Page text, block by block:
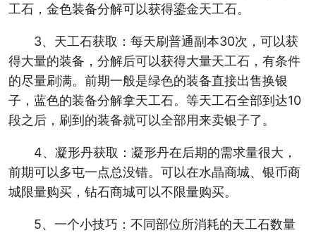
工石，金色装备分解可以获得鎏金天工石。
3、天工石获取：每天刷普通副本30次，可以获
得大量的装备，分解后可以获得大量天工石，有条件
的尽量刷满。前期一般是绿色的装备直接出售换银
子，蓝色的装备分解拿天工石。等天工石全部到达10
段之后，刷到的装备就可以全部用来卖银子了。
4、凝形丹获取：凝形丹在后期的需求量很大，
前期可以多屯一点总没错。可以在水晶商城、银币商
城限量购买，钻石商城可以不限量购买。
5、一个小技巧：不同部位所消耗的天工石数量